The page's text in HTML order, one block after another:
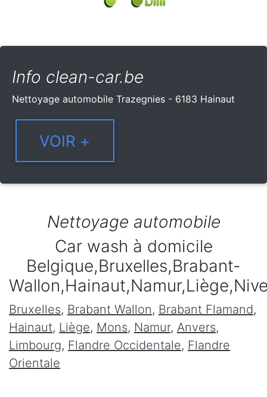
Info clean-car.be
Nettoyage automobile Trazegnies - 6183 Hainaut
Nettoyage automobile
Car wash à domicile
Belgique,Bruxelles,Brabant-
Bruxelles, Brabant Wallon, Brabant Flamand,
Hainaut, Liège, Mons, Namur, Anvers,
Limbourg, Flandre Occidentale, Flandre
Orientale